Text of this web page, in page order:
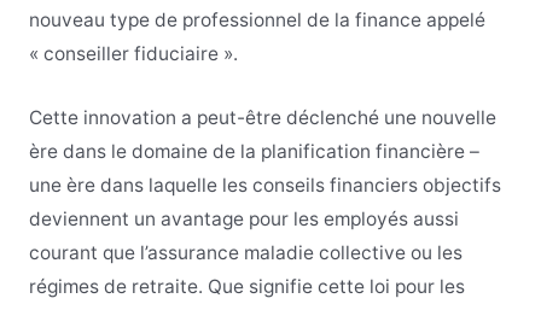
nouveau type de professionnel de la finance appelé
« conseiller fiduciaire ».
Cette innovation a peut-être déclenché une nouvelle
ère dans le domaine de la planification financière –
une ère dans laquelle les conseils financiers objectifs
deviennent un avantage pour les employés aussi
courant que l’assurance maladie collective ou les
régimes de retraite. Que signifie cette loi pour les